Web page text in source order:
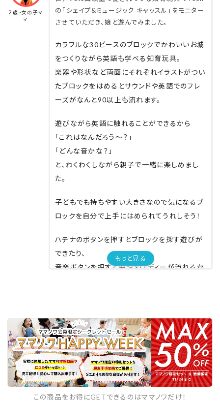
２歳・女の子マ
マ
の 「シェイプ&ミュージック キャッスル」をモニター
させていただき、娘と遊んでみました。
カラフルな30ピースのブロックでかわいいお城
をつくりながら英語も学べる知育玩具。
楽器や形状など両面にそれぞれイラストがつい
たブロックをはめるとサウンドや英語でのフレ
ーズがなんと90以上も流れます。
遊びながら英語に触れることができるから
「これはなんだろう〜？」
「どんな音かな？」
と、 わくわくしながら親子で一緒に楽しめまし
た。
子どもでも持ちやすい大きさなので気になるブ
ロックを自分で上手にはめられてうれしそう！
ハテナのボタンを押すとブロックを探す遊びが
できたり、
音楽ボタンを押すと曲やメロディーが流れるか
お城はどんな形状にでも組み立てられて
背の高いお城にしたり横に広いお城にしたりと
子どもの創造力も身につきそうです。
対象年齢は2歳からで、
プリンセスが気になり出す年頃の娘はお姫様の
お城づくりを楽しみながら
もっと見る
この商品をお得にGETできるのはママノワだけ！